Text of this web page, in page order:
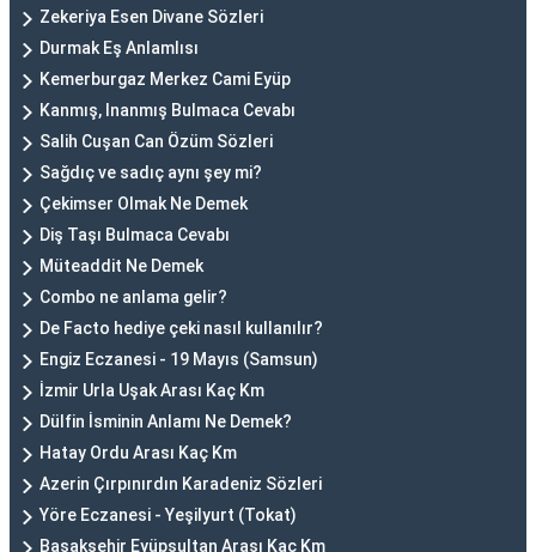
Zekeriya Esen Divane Sözleri
Durmak Eş Anlamlısı
Kemerburgaz Merkez Cami Eyüp
Kanmış, Inanmış Bulmaca Cevabı
Salih Cuşan Can Özüm Sözleri
Sağdıç ve sadıç aynı şey mi?
Çekimser Olmak Ne Demek
Diş Taşı Bulmaca Cevabı
Müteaddit Ne Demek
Combo ne anlama gelir?
De Facto hediye çeki nasıl kullanılır?
Engiz Eczanesi - 19 Mayıs (Samsun)
İzmir Urla Uşak Arası Kaç Km
Dülfin İsminin Anlamı Ne Demek?
Hatay Ordu Arası Kaç Km
Azerin Çırpınırdın Karadeniz Sözleri
Yöre Eczanesi - Yeşilyurt (Tokat)
Başakşehir Eyüpsultan Arası Kaç Km